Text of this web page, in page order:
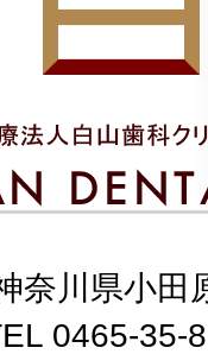
奈川県小田
0465-35-